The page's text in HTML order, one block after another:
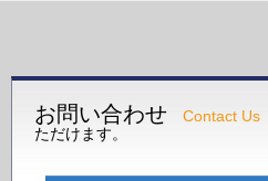
お問い合わせ Contact Us
ただけます。